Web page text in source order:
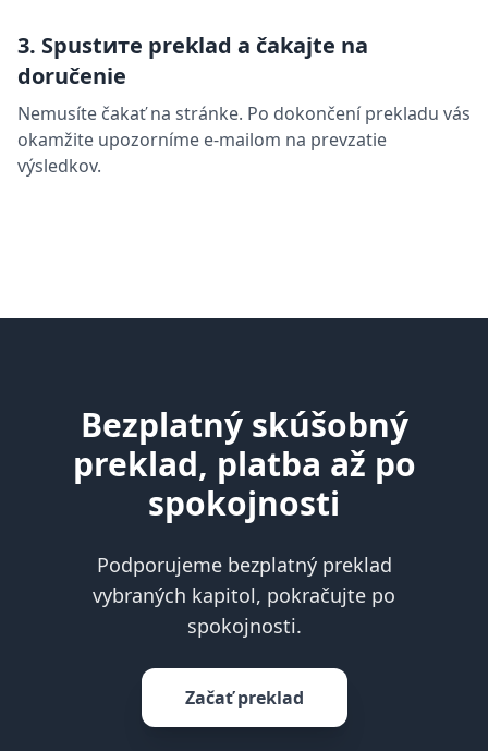
3. Spustите preklad a čakajte na
doručenie
Nemusíte čakať na stránke. Po dokončení prekladu vás
okamžite upozorníme e-mailom na prevzatie
výsledkov.
Bezplatný skúšobný
preklad, platba až po
spokojnosti
Podporujeme bezplatný preklad
vybraných kapitol, pokračujte po
spokojnosti.
Začať preklad